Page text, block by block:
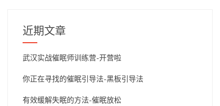
近期文章
武汉实战催眠师训练营-开营啦
你正在寻找的催眠引导法-黑板引导法
有效缓解失眠的方法-催眠放松